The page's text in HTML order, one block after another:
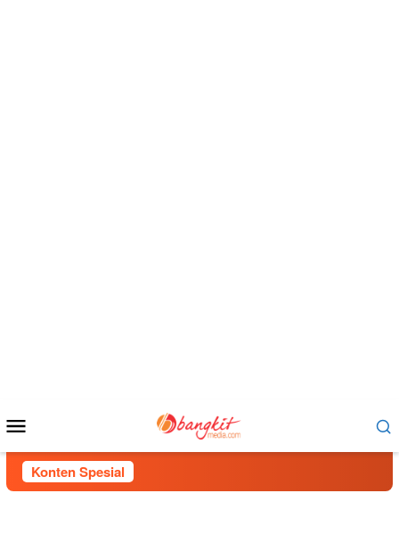
Mobile
Konten Spesial